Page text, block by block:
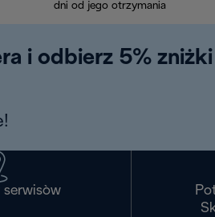
dni od jego otrzymania
i odbierz 5% zniżki
serwisòw